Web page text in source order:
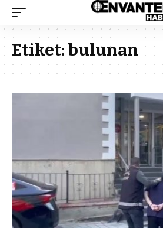
Etiket:bulunan